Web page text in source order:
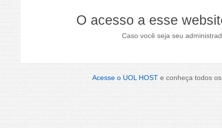
O acesso a esse
Caso você seja seu
Acesse o UOL HOST e conheça todos